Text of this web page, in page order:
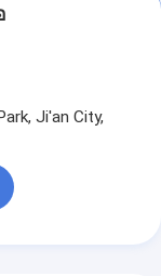
Ji'an City,